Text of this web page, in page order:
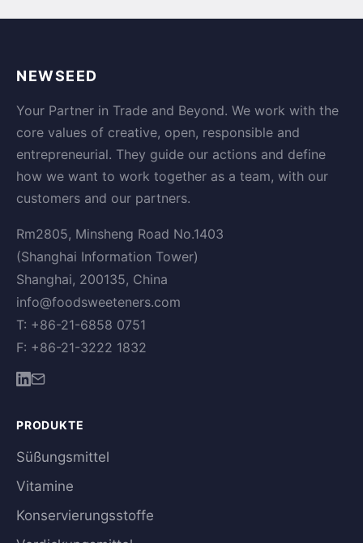
NEWSEED
Your Partner in Trade and Beyond. We work with the
core values of creative, open, responsible and
entrepreneurial. They guide our actions and define
how we want to work together as a team, with our
customers and our partners.
Rm2805, Minsheng Road No.1403
(Shanghai Information Tower)
Shanghai, 200135, China
info@foodsweeteners.com
T: +86-21-6858 0751
F: +86-21-3222 1832
PRODUKTE
Süßungsmittel
Vitamine
Konservierungsstoffe